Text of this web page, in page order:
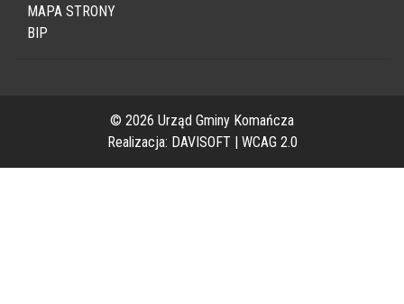
MAPA STRONY
BIP
© 2026 Urząd Gminy Komańcza
Realizacja: DAVISOFT WCAG 2.0